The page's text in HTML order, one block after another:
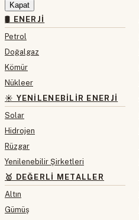
Kapat
🛢 ENERJI
Petrol
Doğalgaz
Kömür
Nükleer
☀️ YENILENEBILIR ENERJI
Solar
Hidrojen
Rüzgar
Yenilenebilir Şirketleri
🥇 DEĞERLI METALLER
Altın
Gümüş